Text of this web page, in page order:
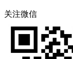
关注微信